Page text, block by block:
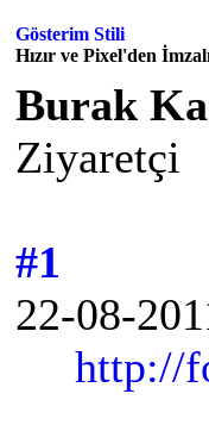
Gösterim Stili
Hızır ve Pixel'den
Burak
Ziyaretçi
#1
22-08-
http://